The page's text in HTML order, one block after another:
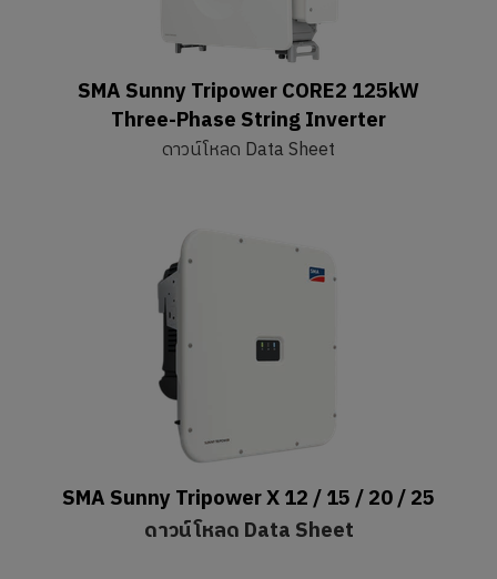
SMA Sunny Tripower CORE2 125kW
Three-Phase String Inverter
ดาวน์โหลด Data Sheet
SMA Sunny Tripower X 12 / 15 / 20 / 25
ดาวน์โหลด Data Sheet